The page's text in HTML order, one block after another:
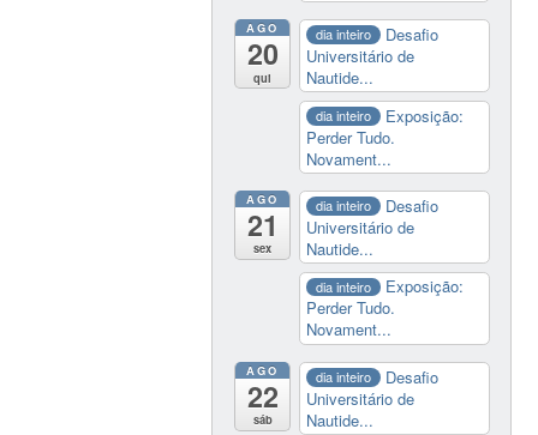
AGO
20
qui
dia inteiro
Desafio
Universitário de
Nautide...
dia inteiro
Exposição:
Perder Tudo.
Novament...
AGO
21
sex
dia inteiro
Desafio
Universitário de
Nautide...
dia inteiro
Exposição:
Perder Tudo.
Novament...
AGO
22
sáb
dia inteiro
Desafio
Universitário de
Nautide...